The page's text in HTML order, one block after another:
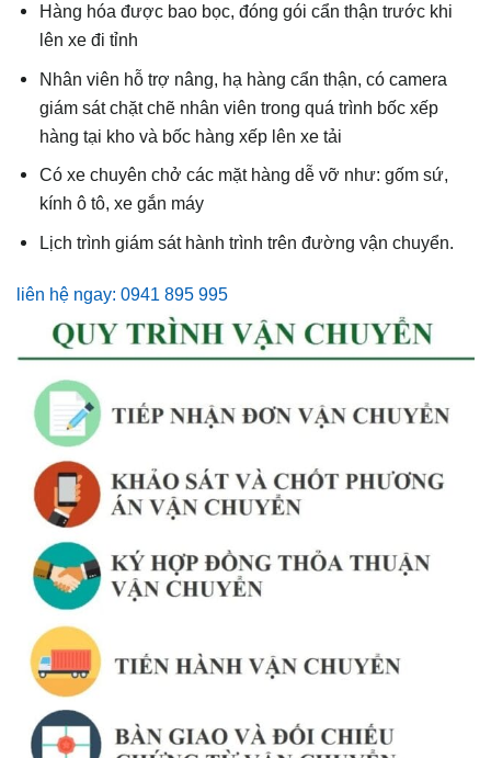
Hàng hóa được bao bọc, đóng gói cẩn thận trước khi
lên xe đi tỉnh
Nhân viên hỗ trợ nâng, hạ hàng cẩn thận, có camera
giám sát chặt chẽ nhân viên trong quá trình bốc xếp
hàng tại kho và bốc hàng xếp lên xe tải
Có xe chuyên chở các mặt hàng dễ vỡ như: gốm sứ,
kính ô tô, xe gắn máy
Lịch trình giám sát hành trình trên đường vận chuyển.
liên hệ ngay: 0941 895 995